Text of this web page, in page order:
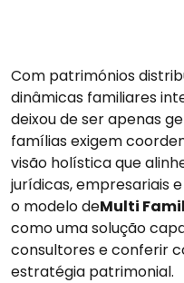
Com patrimónios
dinâmicas familiares
deixou de ser apenas
famílias exigem
visão holística que
jurídicas, empresariais
o modelo deMulti
como uma solução
consultores e conferir
estratégia patrimonial.